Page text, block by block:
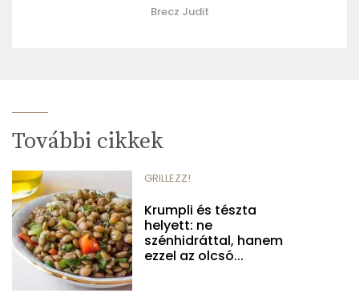
Brecz Judit
További cikkek
GRILLEZZ!
Krumpli és tészta
helyett: ne
szénhidráttal, hanem
ezzel az olcsó...